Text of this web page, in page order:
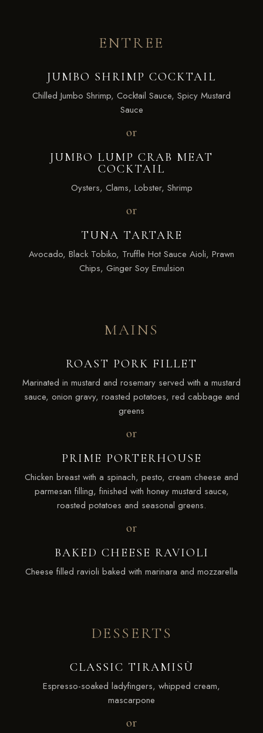
ENTREE
JUMBO SHRIMP COCKTAIL
Chilled Jumbo Shrimp, Cocktail Sauce, Spicy Mustard
Sauce
or
JUMBO LUMP CRAB MEAT
COCKTAIL
Oysters, Clams, Lobster, Shrimp
or
TUNA TARTARE
Avocado, Black Tobiko, Truffle Hot Sauce Aioli, Prawn
Chips, Ginger Soy Emulsion
MAINS
ROAST PORK FILLET
Marinated in mustard and rosemary served with a mustard
sauce, onion gravy, roasted potatoes, red cabbage and
greens
or
PRIME PORTERHOUSE
Chicken breast with a spinach, pesto, cream cheese and
parmesan filling, finished with honey mustard sauce,
roasted potatoes and seasonal greens.
or
BAKED CHEESE RAVIOLI
Cheese filled ravioli baked with marinara and mozzarella
DESSERTS
CLASSIC TIRAMISÙ
Espresso-soaked ladyfingers, whipped cream,
mascarpone
or